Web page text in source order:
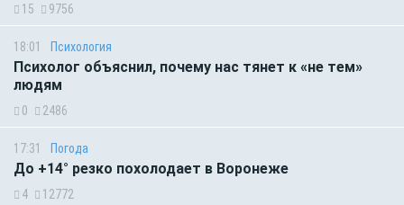
15 9756
18:01 Психология
Психолог объяснил, почему нас тянет к «не тем»
людям
0 2486
17:31 Погода
До +14° резко похолодает в Воронеже
4 12772